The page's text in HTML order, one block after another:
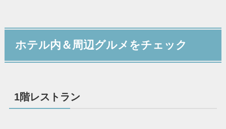
ホテル内＆周辺グルメをチェック
1階レストラン